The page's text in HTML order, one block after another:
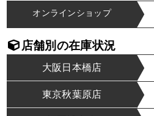
オンラインショップ
店舗別の在庫状況
大阪日本橋店
東京秋葉原店